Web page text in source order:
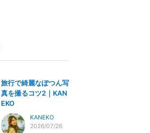
旅行で綺麗なぽつん写
真を撮るコツ2｜KAN
EKO
KANEKO
2026/07/26